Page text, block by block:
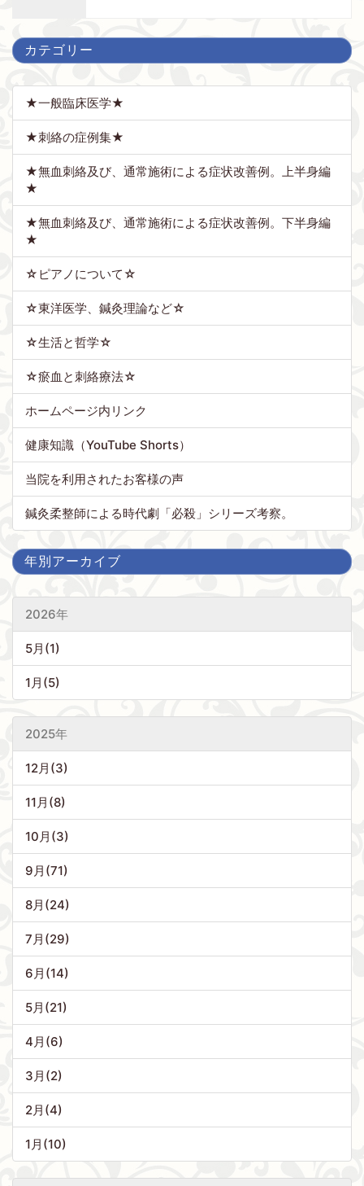
カテゴリー
★一般臨床医学★
★刺絡の症例集★
★無血刺絡及び、通常施術による症状改善例。上半身編
★
★無血刺絡及び、通常施術による症状改善例。下半身編
★
☆ピアノについて☆
☆東洋医学、鍼灸理論など☆
☆生活と哲学☆
☆瘀血と刺絡療法☆
ホームページ内リンク
健康知識（YouTube Shorts）
当院を利用されたお客様の声
鍼灸柔整師による時代劇「必殺」シリーズ考察。
年別アーカイブ
2026年
5月(1)
1月(5)
2025年
12月(3)
11月(8)
10月(3)
9月(71)
8月(24)
7月(29)
6月(14)
5月(21)
4月(6)
3月(2)
2月(4)
1月(10)